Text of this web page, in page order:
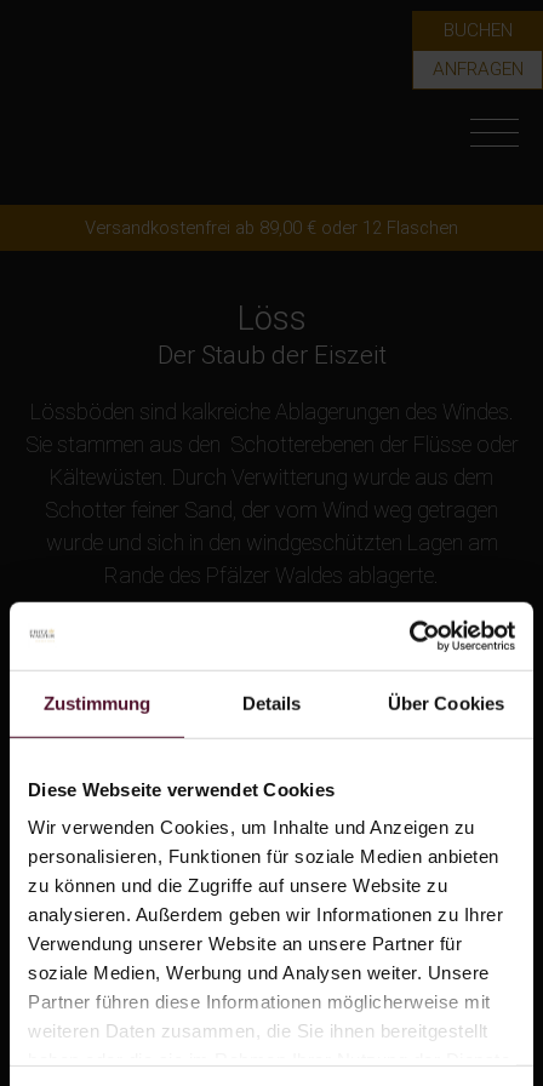
Zustimmung Details Über Cookies
Diese Webseite verwendet Cookies
Wir verwenden Cookies, um Inhalte und Anzeigen zu
personalisieren, Funktionen für soziale Medien anbieten
zu können und die Zugriffe auf unsere Website zu
analysieren. Außerdem geben wir Informationen zu Ihrer
Verwendung unserer Website an unsere Partner für
soziale Medien, Werbung und Analysen weiter. Unsere
Partner führen diese Informationen möglicherweise mit
weiteren Daten zusammen, die Sie ihnen bereitgestellt
BUCHEN
ANFRAGEN
Versandkostenfrei ab 89,00 € oder 12 Flaschen
Löss
Der Staub der Eiszeit
Lössböden sind kalkreiche Ablagerungen des Windes.
Sie stammen aus den Schotterebenen der Flüsse oder
Kältewüsten. Durch Verwitterung wurde aus dem
Schotter feiner Sand, der vom Wind weg getragen
wurde und sich in den windgeschützten Lagen am
Rande des Pfälzer Waldes ablagerte.
Die relativ jungen Lössböden sind humusreich und
haben eine hohe Wasserspeicherkapazität. Dies ist
natürlich bei in besonders trockenen Jahren ein großer
Vorteil anderen Böden gegenüber.
Während auf dem wesentlich älteren Buntsandstein
schlanke, rassige Rieslinge zugeschrieben werden,
wachsen auf unseren Lösslagen kräftige, körperreiche
Weine mit fruchtigem Bukett, wie Chardonnay, Weißer
und Grauer Burgunder.
Sicherlich liegt der Körperreichtum der Löss-Weine an
der Tiefgründigkeit dieser Böden, die zudem gut
durchwurzelbar sind. Ihre Lockerheit macht es den
Reben leicht, ihre Wurzeln in die Tiefe zu treiben. Sie